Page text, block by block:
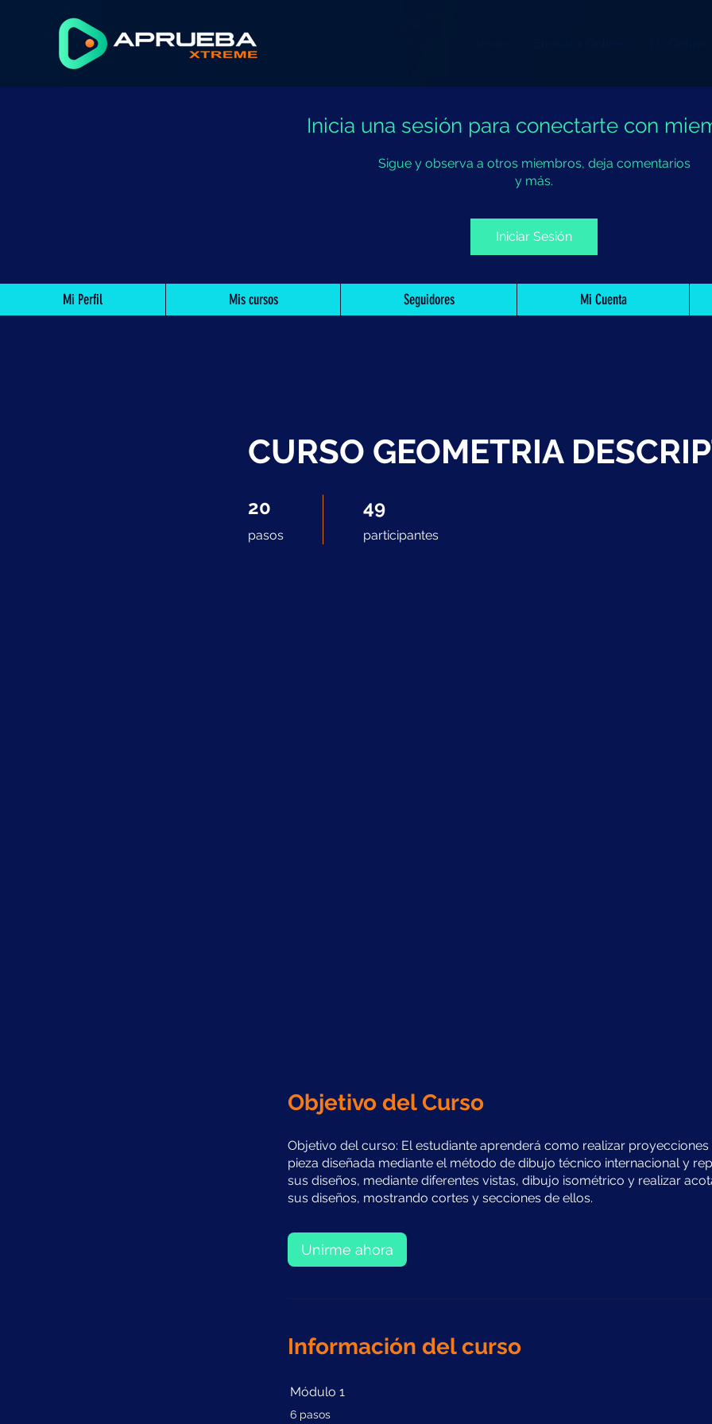
Inicia una sesión para conectarte con
Sigue y observa a otros miembros, deja comentarios
y más.
Iniciar Sesión
Mi Perfil Mis cursos Seguidores Mi Cuenta
CURSO GEOMETRIA
20
pasos
49
participantes
Objetivo del Curso
Objetivo del curso: El estudiante aprenderá como realizar proyecciones
pieza diseñada mediante el método de dibujo técnico internacional y
sus diseños, mediante diferentes vistas, dibujo isométrico y realizar
sus diseños, mostrando cortes y secciones de ellos.
Unirme ahora
Información del curso
Módulo 1
.6 pasos